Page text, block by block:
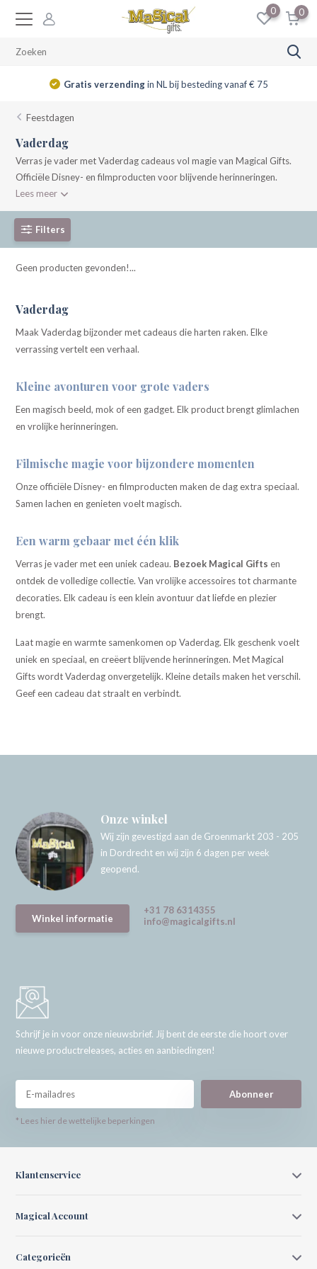
0 0
Gratis verzendingin NL bij besteding vanaf € 75
Feestdagen
Vaderdag
Verras je vader met Vaderdag cadeaus vol magie van Magical Gifts.
Officiële Disney- en filmproducten voor blijvende herinneringen.
Lees meer
Filters
Geen producten gevonden!...
Vaderdag
Maak Vaderdag bijzonder met cadeaus die harten raken. Elke
verrassing vertelt een verhaal.
Kleine avonturen voor grote vaders
Een magisch beeld, mok of een gadget. Elk product brengt glimlachen
en vrolijke herinneringen.
Filmische magie voor bijzondere momenten
Onze officiële Disney- en filmproducten maken de dag extra speciaal.
Samen lachen en genieten voelt magisch.
Een warm gebaar met één klik
Verras je vader met een uniek cadeau. Bezoek Magical Giftsen
ontdek de volledige collectie. Van vrolijke accessoires tot charmante
decoraties. Elk cadeau is een klein avontuur dat liefde en plezier
brengt.
Laat magie en warmte samenkomen op Vaderdag. Elk geschenk voelt
uniek en speciaal, en creëert blijvende herinneringen. Met Magical
Gifts wordt Vaderdag onvergetelijk. Kleine details maken het verschil.
Geef een cadeau dat straalt en verbindt.
Onze winkel
Wij zijn gevestigd aan de Groenmarkt 203 - 205
in Dordrecht en wij zijn 6 dagen per week
geopend.
Winkel informatie
+31 78 6314355
info@magicalgifts.nl
Schrijf je in voor onze nieuwsbrief. Jij bent de eerste die hoort over
nieuwe productreleases, acties en aanbiedingen!
Abonneer
* Lees hier de wettelijke beperkingen
Klantenservice
Magical Account
Categorieën